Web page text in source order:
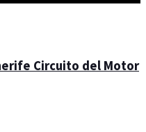
Circuito del Motor